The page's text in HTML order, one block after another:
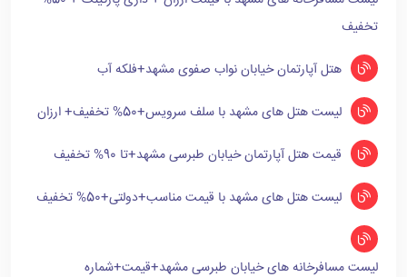
تخفیف
هتل آپارتمان خیابان نواب صفوی مشهد+فلکه آب
لیست هتل های مشهد با سلف سرویس+50% تخفیف+ ارزان
قیمت هتل آپارتمان خیابان طبرسی مشهد+تا 90% تخفیف
لیست هتل های مشهد با قیمت مناسب+دولتی+50% تخفیف
لیست مسافرخانه های خیابان طبرسی مشهد+قیمت+شماره